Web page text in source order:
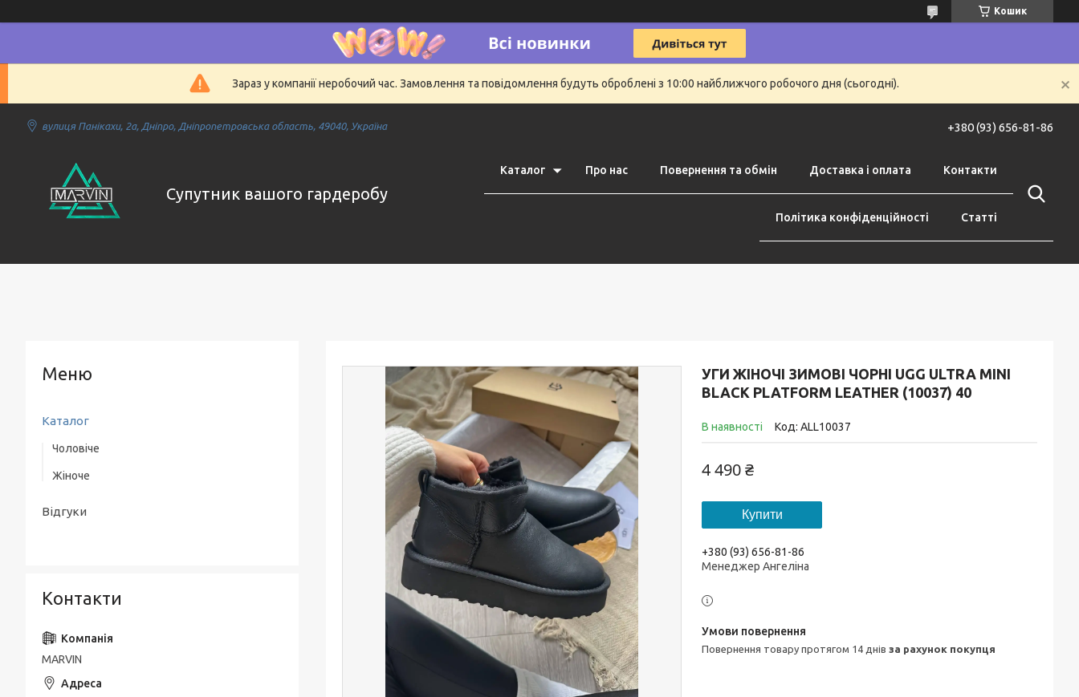
Кошик
Зараз у компанії неробочий час. Замовлення та повідомлення будуть оброблені з 10:00 найближчого робочого дня (сьогодні).
вулиця Панікахи, 2а, Дніпро, Дніпропетровська область, 49040, Україна +380 (93) 656-81-86
Супутник вашого гардеробу
Каталог Про нас Повернення та обмін Доставка і оплата Контакти
Політика конфіденційності Статті
УГИ ЖІНОЧІ ЗИМОВІ ЧОРНІ UGG ULTRA MINI
BLACK PLATFORM LEATHER (10037) 40
В наявності Код: ALL10037
4 490 ₴
Купити
+380 (93) 656-81-86
Менеджер Ангеліна
повернення товару протягом 14 днів за рахунок покупця
Каталог
Чоловіче
Верхній одяг
Жіноче
Відгуки
Контакти
MARVIN